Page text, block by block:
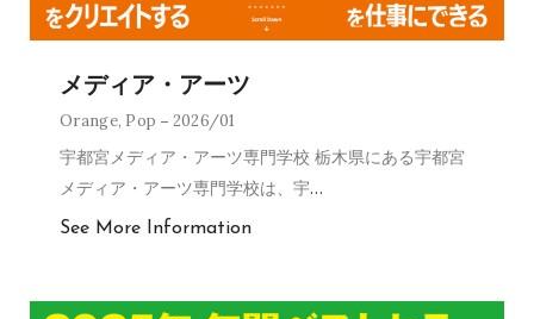
メディア・アーツ
Orange, Pop 2026/01
宇都宮メディア・アーツ専門学校 栃木県にある宇都宮
メディア・アーツ専門学校は、宇…
See More Information